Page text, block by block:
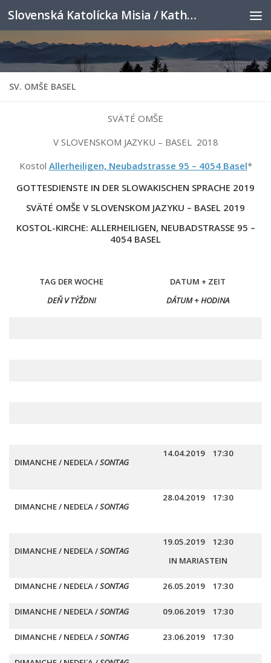
Skip to content Slovenská Katolícka Misia / Katholische Slowakenmission
SV. OMŠE BASEL
SVÄTÉ OMŠE
V SLOVENSKOM JAZYKU – BASEL 2018
Kostol Allerheiligen, Neubadstrasse 95 – 4054 Basel*
GOTTESDIENSTE IN DER SLOWAKISCHEN SPRACHE 2019
SVÄTÉ OMŠE V SLOVENSKOM JAZYKU – BASEL 2019
KOSTOL-KIRCHE: ALLERHEILIGEN, NEUBADSTRASSE 95 –
4054 BASEL
TAG DER WOCHE
DEŇ V TÝŽDNI
DATUM + ZEIT
DÁTUM + HODINA
DIMANCHE / NEDEĽA/SONTAG
14.04.2019 17:30
DIMANCHE / NEDEĽA/SONTAG
28.04.2019 17:30
DIMANCHE / NEDEĽA/SONTAG
19.05.2019 12:30
IN MARIASTEIN
DIMANCHE / NEDEĽA/SONTAG 26.05.2019 17:30
DIMANCHE / NEDEĽA/SONTAG 09.06.2019 17:30
DIMANCHE / NEDEĽA/SONTAG 23.06.2019 17:30